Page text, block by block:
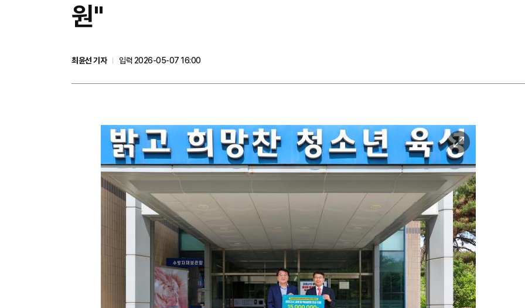
원"
최윤선 기자 입력 2026-05-07 16:00
이
미
지
확
대